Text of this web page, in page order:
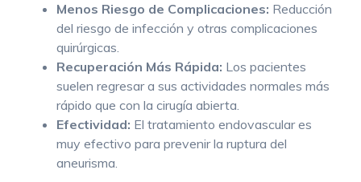
Menos Riesgo de Complicaciones: Reducción
del riesgo de infección y otras complicaciones
quirúrgicas.
Recuperación Más Rápida: Los pacientes
suelen regresar a sus actividades normales más
rápido que con la cirugía abierta.
Efectividad: El tratamiento endovascular es
muy efectivo para prevenir la ruptura del
aneurisma.